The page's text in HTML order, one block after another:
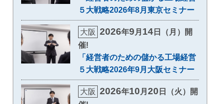
５大戦略2026年8月東京セミナー
大阪 2026年9 月 14 日（月）開
催!
「経営者のための儲かる工場経営
５大戦略2026年9月大阪セミナー
大阪 2026年10 月20 日（火）開